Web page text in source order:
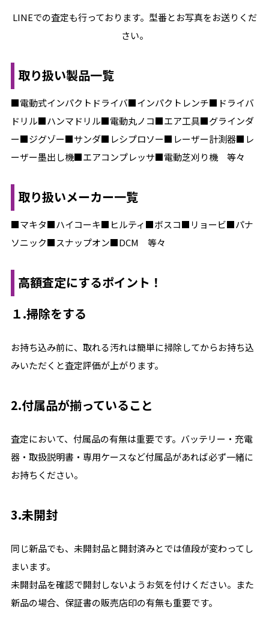
LINEでの査定も行っております。型番とお写真をお送りくだ
さい。
取り扱い製品一覧
■電動式インパクトドライバ■インパクトレンチ■ドライバ
ドリル■ハンマドリル■電動丸ノコ■エア工具■グラインダ
ー■ジグゾー■サンダ■レシプロソー■レーザー計測器■レ
ーザー墨出し機■エアコンプレッサ■電動芝刈り機 等々
取り扱いメーカー一覧
■マキタ■ハイコーキ■ヒルティ■ボスコ■リョービ■パナ
ソニック■スナップオン■DCM 等々
高額査定にするポイント！
１.掃除をする
お持ち込み前に、取れる汚れは簡単に掃除してからお持ち込
みいただくと査定評価が上がります。
2.付属品が揃っていること
査定において、付属品の有無は重要です。バッテリー・充電
器・取扱説明書・専用ケースなど付属品があれば必ず一緒に
お持ちください。
3.未開封
同じ新品でも、未開封品と開封済みとでは値段が変わってし
まいます。
未開封品を確認で開封しないようお気を付けください。また
新品の場合、保証書の販売店印の有無も重要です。